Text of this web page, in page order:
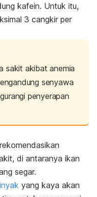
kafein. Untuk itu,
3 cangkir per
sakit akibat anemia
senyawa
penyerapan
di antaranya ikan
segar.
yang kaya akan